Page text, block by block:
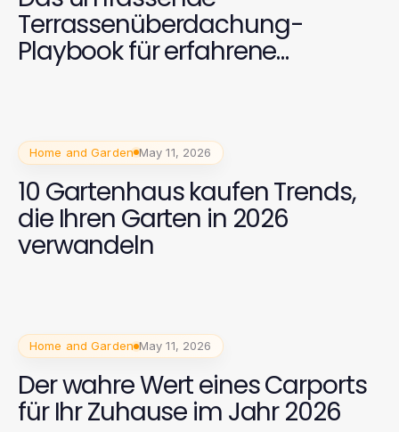
Terrassenüberdachung-
Playbook für erfahrene
Hausbesitzer
Home and Garden May 11, 2026
10 Gartenhaus kaufen Trends,
die Ihren Garten in 2026
verwandeln
Home and Garden May 11, 2026
Der wahre Wert eines Carports
für Ihr Zuhause im Jahr 2026